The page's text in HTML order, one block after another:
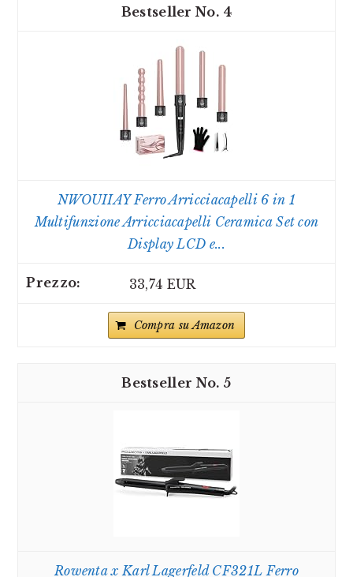
4
NWOUIIAY Ferro Arricciacapelli 6 in 1
Multifunzione Arricciacapelli Ceramica Set con
Display LCD e...
33,74 EUR
Compra su Amazon
5
Rowenta x Karl Lagerfeld CF321L Ferro